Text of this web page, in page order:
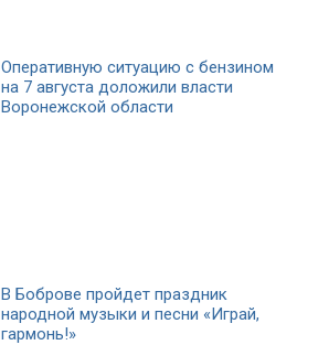
Оперативную ситуацию с бензином
на 7 августа доложили власти
Воронежской области
В Боброве пройдет праздник
народной музыки и песни «Играй,
гармонь!»